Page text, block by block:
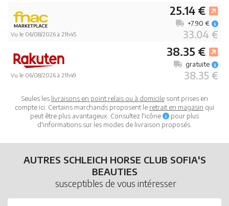
Vu le 06/08/2026 à 21h45
25.14 €
33.04 €
+7.90 €
Vu le 06/08/2026 à 21h49
38.35 €
38.35 €
gratuite
Seules les livraisons en point relais ou à domicilesont prises en
compte ici. Certains marchands proposent le retrait en magasin qui
peut être plus avantageux. Consultez l'icône
pour plus
d'informations sur les modes de livraison proposés.
AUTRES SCHLEICH HORSE CLUB SOFIA'S
BEAUTIES
susceptibles de vous intéresser